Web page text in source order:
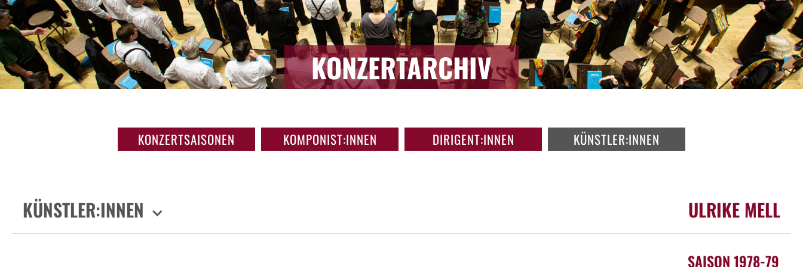
KONZERTARCHIV
KONZERTSAISONEN KOMPONIST:INNEN DIRIGENT:INNEN KÜNSTLER:INNEN
KÜNSTLER:INNEN ULRIKE MELL
SAISON 1978-79